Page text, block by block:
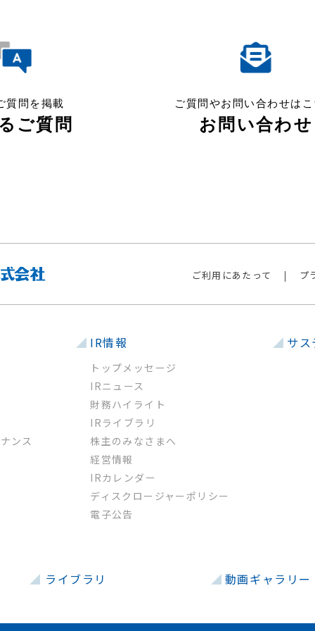
質問を掲載
ご質問
ご質問やお問い合わせは
お問い合わせ
ご利用にあたって プ
ンス
IR情報
トップメッセージ
IRニュース
財務ハイライト
IRライブラリ
株主のみなさまへ
経営情報
IRカレンダー
ディスクロージャーポリシー
電子公告
サ
ライブラリ 動画ギャラリー